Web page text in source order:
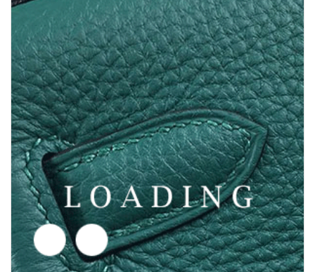
5794716 /laukut alkaen GUCCI
Tarjouspyyntö